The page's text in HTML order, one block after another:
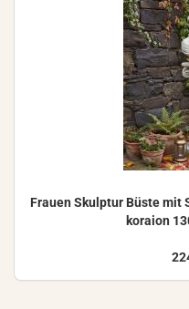
Frau­en Skulp­tur Büste
ko­rai­on